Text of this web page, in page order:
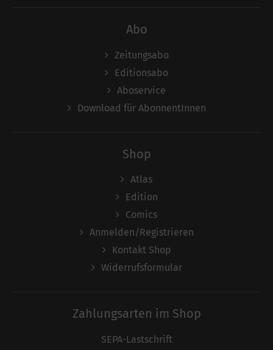
Abo
Zeitungsabo
Editionsabo
Aboservice
Download für AbonnentInnen
Shop
Atlas
Edition
Comics
Anmelden/Registrieren
Kontakt Shop
Widerrufsformular
Zahlungsarten im Shop
SEPA-Lastschrift